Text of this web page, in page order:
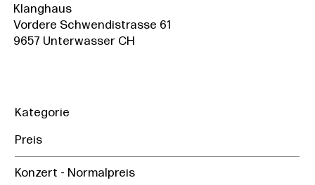
Klanghaus
Vordere Schwendistrasse 61
9657 Unterwasser CH
Kategorie
Preis
Konzert - Normalpreis